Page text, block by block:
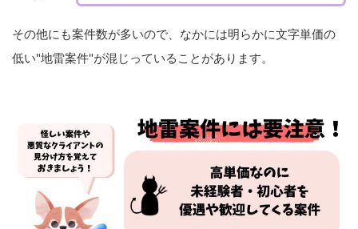
その他にも案件数が多いので、なかには明らかに文字単価の
低い"地雷案件"が混じっていることがあります。